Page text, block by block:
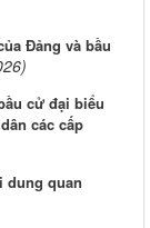
Đảng và bầu
cử đại biểu
các cấp
dung quan